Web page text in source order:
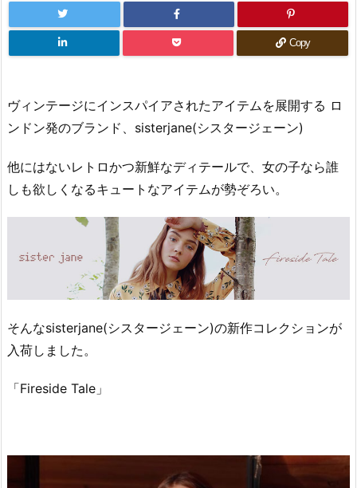
Copy
ヴィンテージにインスパイアされたアイテムを展開する ロ
ンドン発のブランド、sisterjane(シスタージェーン)
他にはないレトロかつ新鮮なディテールで、女の子なら誰
しも欲しくなるキュートなアイテムが勢ぞろい。
そんなsisterjane(シスタージェーン)の新作コレクションが
入荷しました。
「Fireside Tale」